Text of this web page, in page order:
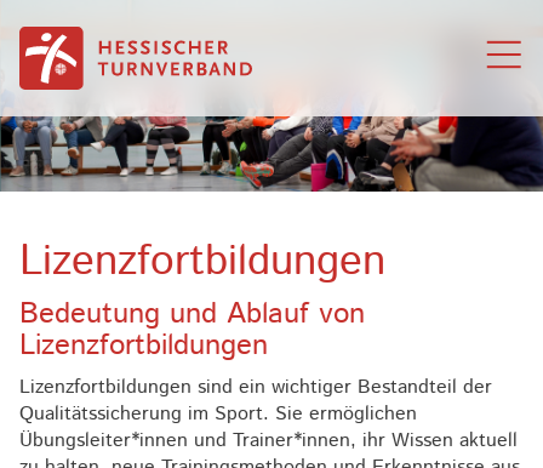
Lizenzfortbildungen
Bedeutung und Ablauf von
Lizenzfortbildungen
Lizenzfortbildungen sind ein wichtiger Bestandteil der
Qualitätssicherung im Sport. Sie ermöglichen
Übungsleiter*innen und Trainer*innen, ihr Wissen aktuell